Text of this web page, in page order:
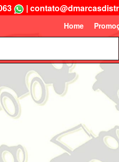
|
Home